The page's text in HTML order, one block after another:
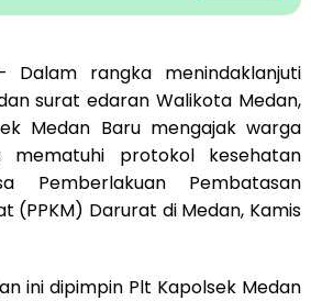
rangka menindaklanjuti
surat edaran Walikota Medan,
Medan Baru mengajak warga
mematuhi protokol kesehatan
Pemberlakuan Pembatasan
(PPKM) Darurat di Medan, Kamis
ini dipimpin Plt Kapolsek Medan